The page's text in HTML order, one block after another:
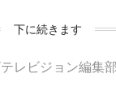
下に続きます
レビジョン編集